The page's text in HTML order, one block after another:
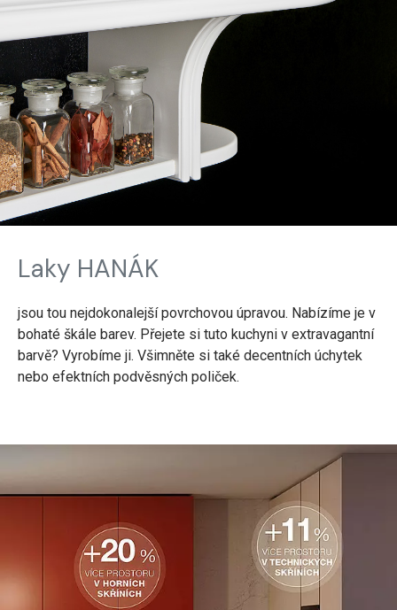
Laky HANÁK
jsou tou nejdokonalejší povrchovou úpravou. Nabízíme je v
bohaté škále barev. Přejete si tuto kuchyni v extravagantní
barvě? Vyrobíme ji. Všimněte si také decentních úchytek
nebo efektních podvěsných poliček.